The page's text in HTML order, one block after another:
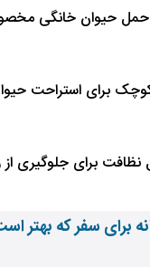
حمل حیوان خانگی
برای استراحت
برای جلوگیری
برای سفر که بهتر